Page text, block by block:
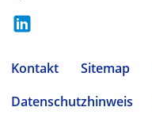
Kontakt Sitemap
Datenschutzhinweis